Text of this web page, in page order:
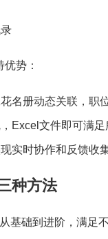
势：
名册动态关联，职
Excel文件即可满
实时协作和反馈收
种方法
基础到进阶，满足不